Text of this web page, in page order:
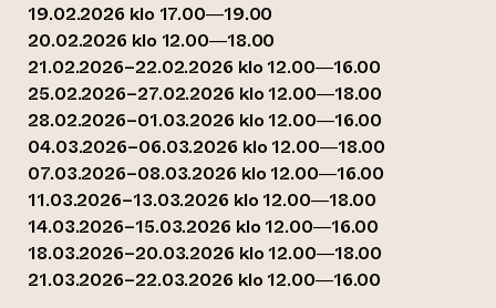
19.02.2026 klo 17.00—19.00
20.02.2026 klo 12.00—18.00
21.02.2026–22.02.2026 klo 12.00—16.00
25.02.2026–27.02.2026 klo 12.00—18.00
28.02.2026–01.03.2026 klo 12.00—16.00
04.03.2026–06.03.2026 klo 12.00—18.00
07.03.2026–08.03.2026 klo 12.00—16.00
11.03.2026–13.03.2026 klo 12.00—18.00
14.03.2026–15.03.2026 klo 12.00—16.00
18.03.2026–20.03.2026 klo 12.00—18.00
21.03.2026–22.03.2026 klo 12.00—16.00